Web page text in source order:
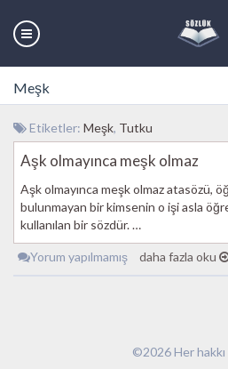
Meşk
Etiketler: Meşk, Tutku
Aşk olmayınca meşk olmaz
Aşk olmayınca meşk olmaz atasözü,
bulunmayan bir kimsenin o işi asla
kullanılan bir sözdür. …
Yorum yapılmamış daha fazla oku
©2026 Her hakkı